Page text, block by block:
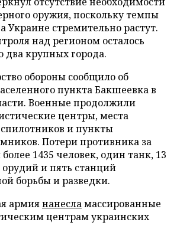
оружия, поскольку темпы
Украине стремительно растут.
над регионом осталось
два крупных города.
обороны сообщило об
пункта Бакшеевка в
Военные продолжили
центры, места
и пункты
Потери противника за
1435 человек, один танк, 13
и пять станций
борьбы и разведки.
армиянанесламассированные
центрам украинских